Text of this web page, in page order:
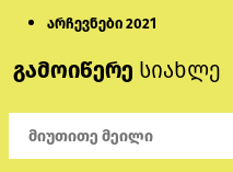
არჩევნები 2021
გამოიწერე სიახლე